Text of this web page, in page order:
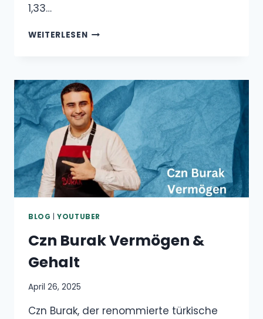
1,33…
WEITERLESENANNA
GEHALT
BLOG |YOUTUBER
Czn Burak Vermögen &
Gehalt
April 26, 2025
Czn Burak, der renommierte türkische